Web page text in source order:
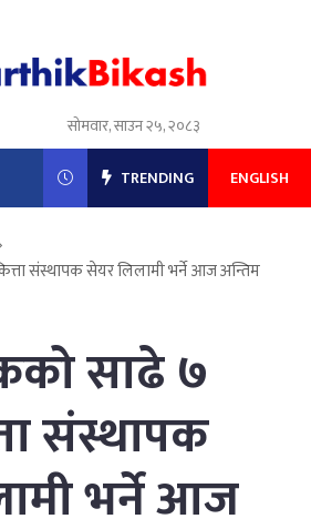
सोमवार, साउन २५, २०८३
TRENDING ENGLISH
संस्थापक सेयर लिलामी भर्ने आज अन्तिम
साढे ७
संस्थापक
भर्ने आज